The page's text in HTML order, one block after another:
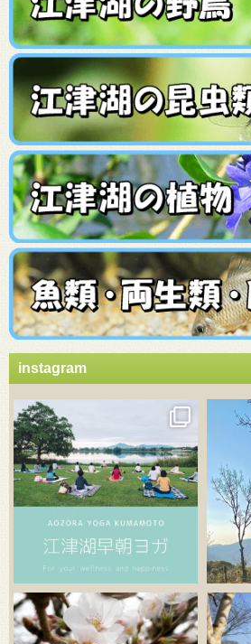
instagram
3月 20